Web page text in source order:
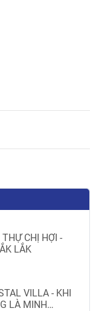
CHỊ HỢI -
LẮK
VILLA - KHI
LÀ MINH